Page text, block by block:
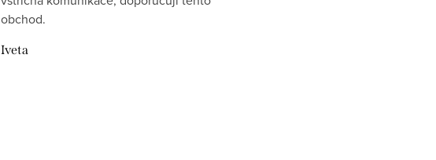
obchod.
Iveta